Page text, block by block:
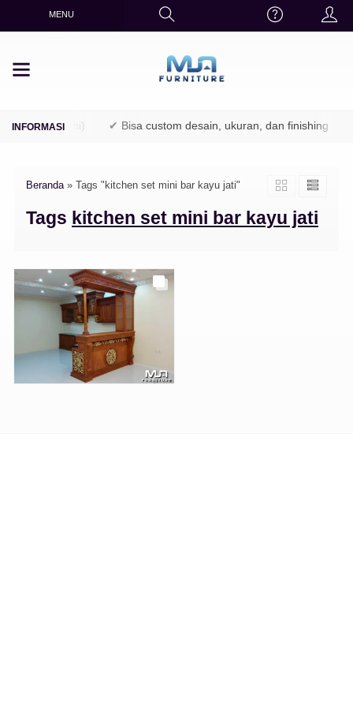
MENU
/ Perhutani) ✔ Bisa custom desain, ukuran, dan finishing
Beranda» Tags "kitchen set mini bar kayu jati"
Tags kitchen set mini bar kayu jati